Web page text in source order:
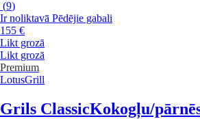
(9)
Ir noliktavā Pēdējie gabali
155 €
Likt grozā
Likt grozā
Premium
LotusGrill
Grils ClassicKokogļu/